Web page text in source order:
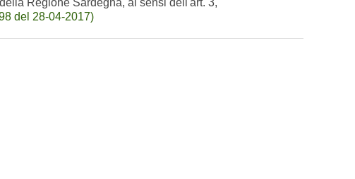
Regione Sardegna, ai sensi dell'art. 3,
del 28-04-2017)